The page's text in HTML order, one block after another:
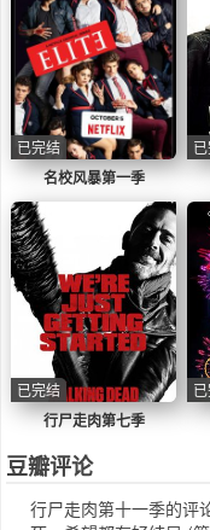
名校风暴第一季
已完结
行尸走肉第七季
已完结
豆瓣评论
行尸走肉第十一季的评